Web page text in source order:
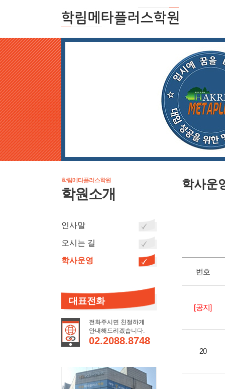
학림메타플러스학원
학원소개
인사말
오시는 길
학사운영
대표전화
전화주시면 친절하게
안내해드리겠습니다.
02.2088.8748
학사운
번호
[공지]
20